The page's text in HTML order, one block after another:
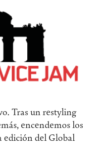
Tras un restyling
encendemos los
edición del Global